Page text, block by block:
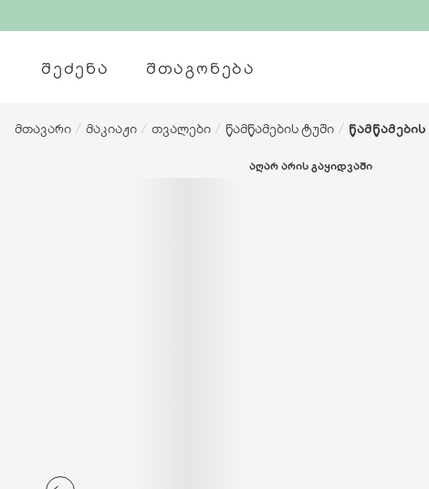
ᲨᲔᲫᲔᲜᲐ ᲨᲗᲐᲒᲝᲜᲔᲑᲐ
მთავარი / მაკიაჟი / თვალები / წამწამების ტუში /
ᲐᲦᲐᲠ ᲐᲠᲘᲡ ᲒᲐᲧᲘᲓᲕᲐᲨᲘ